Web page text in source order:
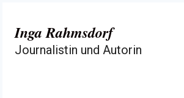
Inhalt
springen
Inga Rahmsdorf
Journalistin und Autorin